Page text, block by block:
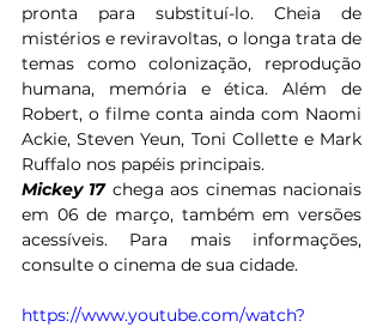
pronta para substituí-lo. Cheia de
mistérios e reviravoltas, o longa trata de
temas como colonização, reprodução
humana, memória e ética. Além de
Robert, o filme conta ainda com Naomi
Ackie, Steven Yeun, Toni Collette e Mark
Ruffalo nos papéis principais.
Mickey 17 chega aos cinemas nacionais
em 06 de março, também em versões
acessíveis. Para mais informações,
consulte o cinema de sua cidade.
https://www.youtube.com/watch?